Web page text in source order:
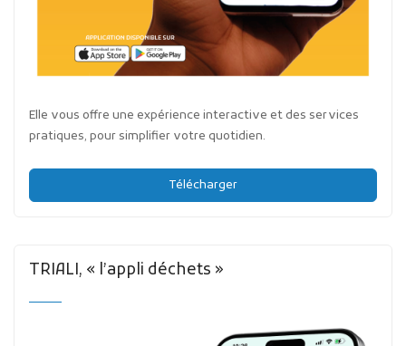
Elle vous offre une expérience interactive et des services
pratiques, pour simplifier votre quotidien.
Télécharger
TRIALI, « l’appli déchets »